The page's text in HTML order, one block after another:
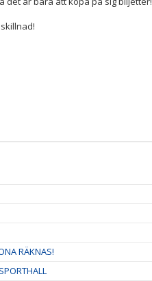
RÄKNAS!